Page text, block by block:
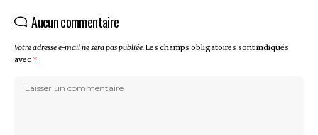
Aucun commentaire
Votre adresse e-mail ne sera pas publiée.Les champs obligatoires sont indiqués
avec *